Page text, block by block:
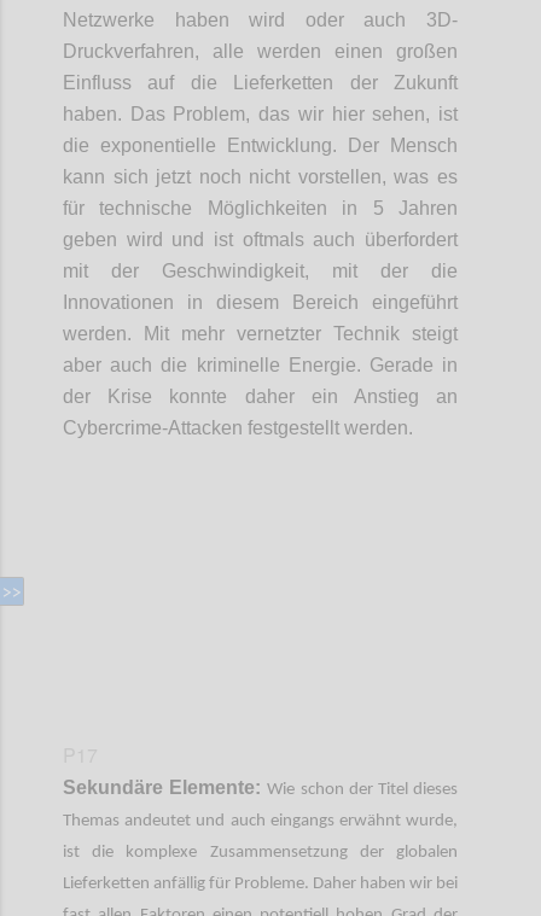
Netzwerke haben wird oder auch 3D-
Druckverfahren, alle werden einen großen
Einfluss auf die Lieferketten der Zukunft
haben. Das Problem, das wir hier sehen, ist
die exponentielle Entwicklung. Der Mensch
kann sich jetzt noch nicht vorstellen, was es
für technische Möglichkeiten in 5 Jahren
geben wird und ist oftmals auch überfordert
mit der Geschwindigkeit, mit der die
Innovationen in diesem Bereich eingeführt
werden. Mit mehr vernetzter Technik steigt
aber auch die kriminelle Energie. Gerade in
der Krise konnte daher ein Anstieg an
Cybercrime-Attacken festgestellt werden.
Sekundäre Elemente:Wie schon der Titel dieses
Themas andeutet und auch eingangs erwähnt wurde,
ist die komplexe Zusammensetzung der globalen
Lieferketten anfällig für Probleme. Daher haben wir bei